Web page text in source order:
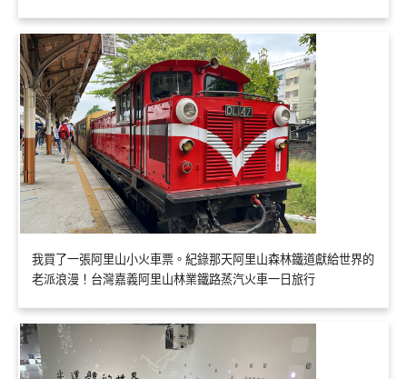
我買了一張阿里山小火車票。紀錄那天阿里山森林鐵道獻給世界的
老派浪漫！台灣嘉義阿里山林業鐵路蒸汽火車一日旅行